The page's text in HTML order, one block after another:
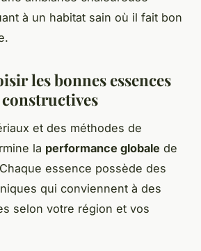
à un habitat sain où il fait bon
les bonnes essences
et des méthodes de
la performance globale de
essence possède des
qui conviennent à des
selon votre région et vos